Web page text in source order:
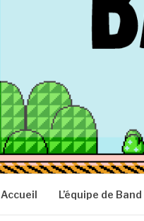
BAND OF
Actu Geek d'hier et d'aujourd'hui
Accueil L’équipe de